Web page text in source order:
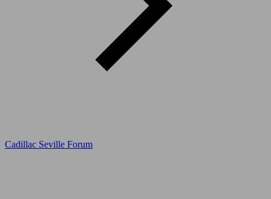
Cadillac Seville Forum